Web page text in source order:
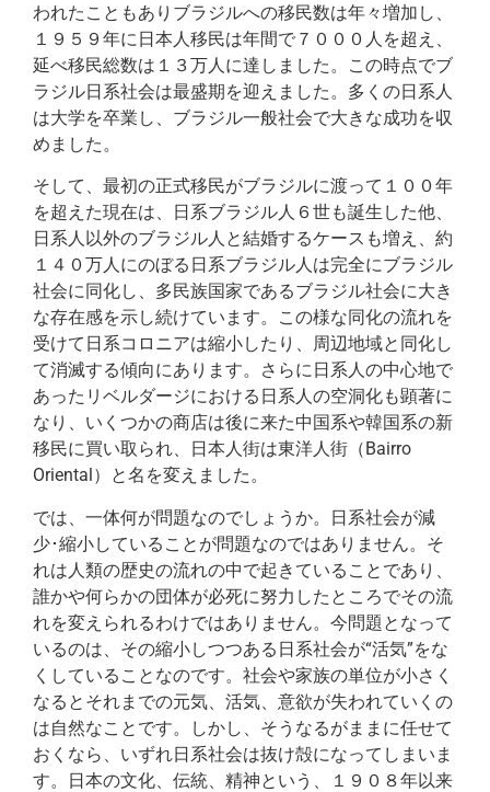
われたこともありブラジルへの移民数は年々増加し、
１９５９年に日本人移民は年間で７０００人を超え、
延べ移民総数は１３万人に達しました。この時点でブ
ラジル日系社会は最盛期を迎えました。多くの日系人
は大学を卒業し、ブラジル一般社会で大きな成功を収
めました。
そして、最初の正式移民がブラジルに渡って１００年
を超えた現在は、日系ブラジル人６世も誕生した他、
日系人以外のブラジル人と結婚するケースも増え、約
１４０万人にのぼる日系ブラジル人は完全にブラジル
社会に同化し、多民族国家であるブラジル社会に大き
な存在感を示し続けています。この様な同化の流れを
受けて日系コロニアは縮小したり、周辺地域と同化し
て消滅する傾向にあります。さらに日系人の中心地で
あったリベルダージにおける日系人の空洞化も顕著に
なり、いくつかの商店は後に来た中国系や韓国系の新
移民に買い取られ、日本人街は東洋人街（Bairro
Oriental）と名を変えました。
では、一体何が問題なのでしょうか。日系社会が減
少･縮小していることが問題なのではありません。そ
れは人類の歴史の流れの中で起きていることであり、
誰かや何らかの団体が必死に努力したところでその流
れを変えられるわけではありません。今問題となって
いるのは、その縮小しつつある日系社会が“活気”をな
くしていることなのです。社会や家族の単位が小さく
なるとそれまでの元気、活気、意欲が失われていくの
は自然なことです。しかし、そうなるがままに任せて
おくなら、いずれ日系社会は抜け殻になってしまいま
す。日本の文化、伝統、精神という、１９０８年以来